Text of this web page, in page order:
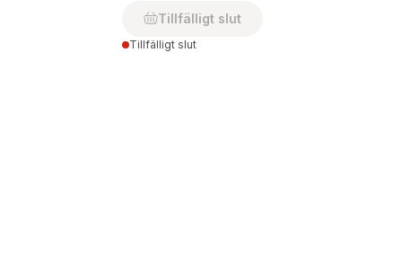
Tillfälligt slut
Tillfälligt slut